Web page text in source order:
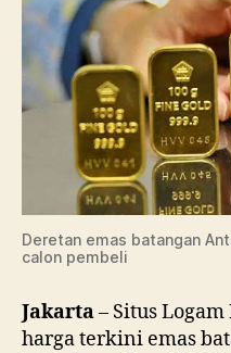
Deretan emas batangan
calon pembeli
Jakarta– Situs
harga terkini emas